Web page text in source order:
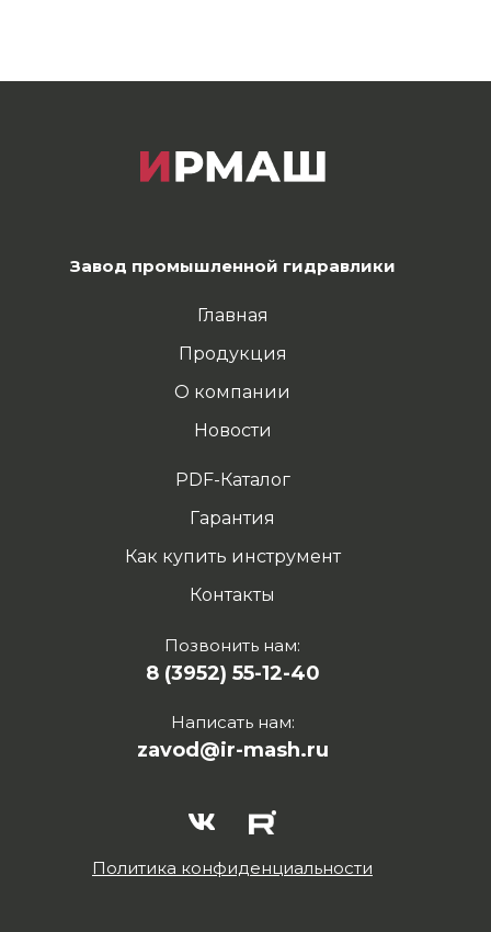
Завод промышленной гидравлики
Главная
Продукция
О компании
Новости
PDF-Каталог
Гарантия
Как купить инструмент
Контакты
Позвонить нам:
8 (3952) 55-12-40
Написать нам:
zavod@ir-mash.ru
Политика конфиденциальности